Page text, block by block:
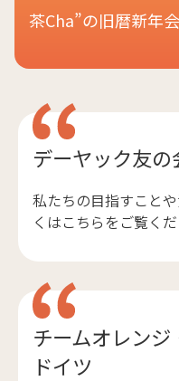
茶Cha”の旧暦新年会
デーヤック友の
私たちの目指すこと
くはこちらをご覧くだ
チームオレンジ
ドイツ